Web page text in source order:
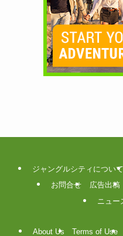
ジャングルシティについて
お問合せ
広告出稿
ニュー
About Us Terms of Use